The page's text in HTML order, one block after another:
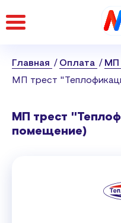
Главная
страница
Главная Оплата
МП
МП трест
МП трест
помещение)